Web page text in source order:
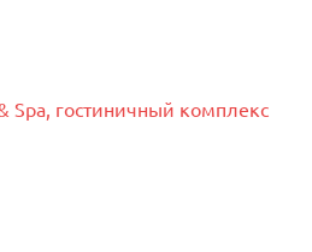
Spa, гостиничный комплекс